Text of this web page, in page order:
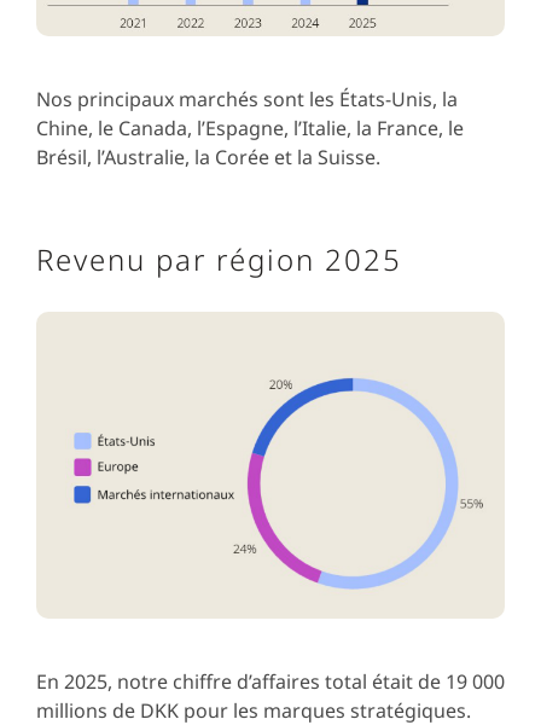
Nos principaux marchés sont les États-Unis, la
Chine, le Canada, l’Espagne, l’Italie, la France, le
Brésil, l’Australie, la Corée et la Suisse.
Revenu par région 2025
En 2025, notre chiffre d’affaires total était de 19 000
millions de DKK pour les marques stratégiques.